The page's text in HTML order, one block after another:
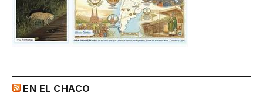
EN EL CHACO